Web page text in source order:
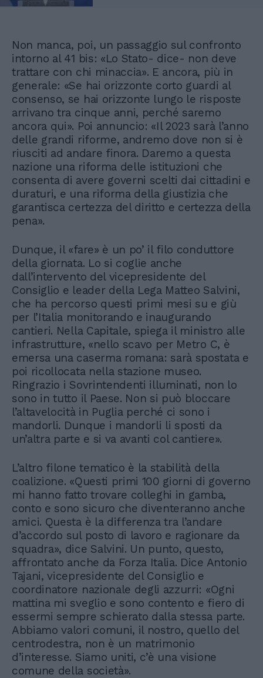
Non manca, poi, un passaggio sul confronto
intorno al 41 bis: «Lo Stato- dice- non deve
trattare con chi minaccia». E ancora, più in
generale: «Se hai orizzonte corto guardi al
consenso, se hai orizzonte lungo le risposte
arrivano tra cinque anni, perché saremo
ancora qui». Poi annuncio: «Il 2023 sarà l’anno
delle grandi riforme, andremo dove non si è
riusciti ad andare finora. Daremo a questa
nazione una riforma delle istituzioni che
consenta di avere governi scelti dai cittadini e
duraturi, e una riforma della giustizia che
garantisca certezza del diritto e certezza della
pena».
Dunque, il «fare» è un po’ il filo conduttore
della giornata. Lo si coglie anche
dall’intervento del vicepresidente del
Consiglio e leader della Lega Matteo Salvini,
che ha percorso questi primi mesi su e giù
per l’Italia monitorando e inaugurando
cantieri. Nella Capitale, spiega il ministro alle
infrastrutture, «nello scavo per Metro C, è
emersa una caserma romana: sarà spostata e
poi ricollocata nella stazione museo.
Ringrazio i Sovrintendenti illuminati, non lo
sono in tutto il Paese. Non si può bloccare
l’altavelocità in Puglia perché ci sono i
mandorli. Dunque i mandorli li sposti da
un’altra parte e si va avanti col cantiere».
L’altro filone tematico è la stabilità della
coalizione. «Questi primi 100 giorni di governo
mi hanno fatto trovare colleghi in gamba,
conto e sono sicuro che diventeranno anche
amici. Questa è la differenza tra l’andare
d’accordo sul posto di lavoro e ragionare da
squadra», dice Salvini. Un punto, questo,
affrontato anche da Forza Italia. Dice Antonio
Tajani, vicepresidente del Consiglio e
coordinatore nazionale degli azzurri: «Ogni
mattina mi sveglio e sono contento e fiero di
essermi sempre schierato dalla stessa parte.
Abbiamo valori comuni, il nostro, quello del
centrodestra, non è un matrimonio
d’interesse. Siamo uniti, c’è una visione
comune della società».